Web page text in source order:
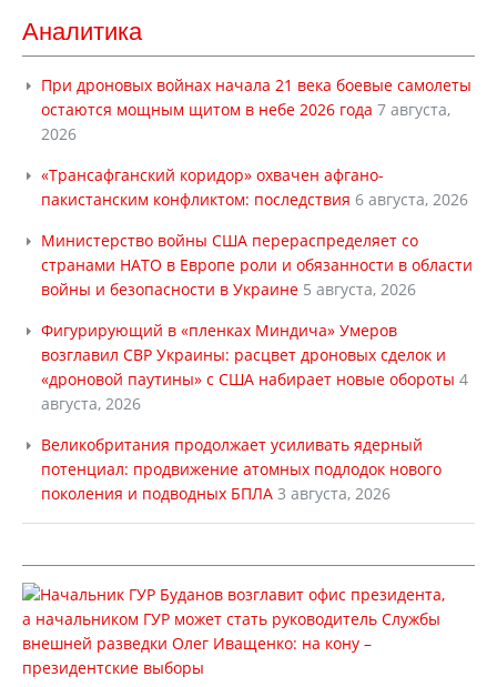
Аналитика
При дроновых войнах начала 21 века боевые самолеты
остаются мощным щитом в небе 2026 года 7 августа,
2026
«Трансафганский коридор» охвачен афгано-
пакистанским конфликтом: последствия 6 августа, 2026
Министерство войны США перераспределяет со
странами НАТО в Европе роли и обязанности в области
войны и безопасности в Украине 5 августа, 2026
Фигурирующий в «пленках Миндича» Умеров
возглавил СВР Украины: расцвет дроновых сделок и
«дроновой паутины» с США набирает новые обороты 4
августа, 2026
Великобритания продолжает усиливать ядерный
потенциал: продвижение атомных подлодок нового
поколения и подводных БПЛА 3 августа, 2026